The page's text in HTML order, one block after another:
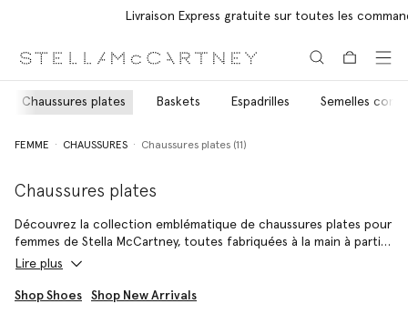
Livraison Express gratuite sur toutes les commandes
Chaussures plates Baskets Espadrilles Semelles
FEMME CHAUSSURES Chaussures plates (11)
Chaussures plates
Découvrez la collection emblématique de chaussures plates pour
femmes de Stella McCartney, toutes fabriquées à la main à partir
de matériaux vegan dans le cadre de notre engagement pour le
Lire plus
Shop Shoes Shop New Arrivals